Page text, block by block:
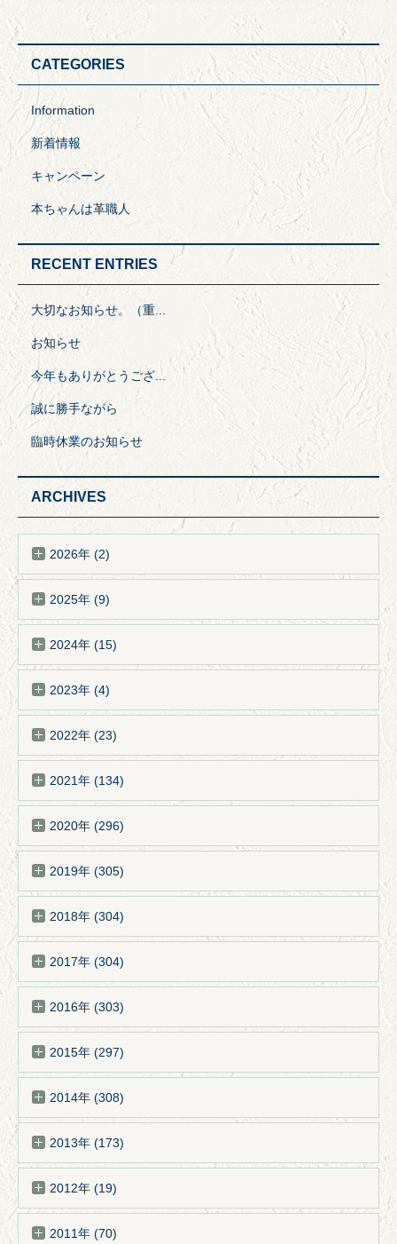
CATEGORIES
Information
新着情報
キャンペーン
本ちゃんは革職人
RECENT ENTRIES
大切なお知らせ。（重...
お知らせ
今年もありがとうござ...
誠に勝手ながら
臨時休業のお知らせ
ARCHIVES
2026年 (2)
2025年 (9)
2024年 (15)
2023年 (4)
2022年 (23)
2021年 (134)
2020年 (296)
2019年 (305)
2018年 (304)
2017年 (304)
2016年 (303)
2015年 (297)
2014年 (308)
2013年 (173)
2012年 (19)
2011年 (70)